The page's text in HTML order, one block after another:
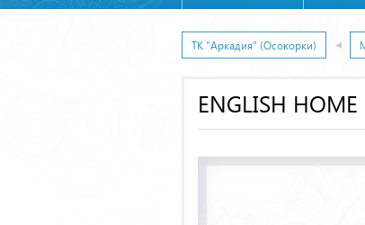
ТК "Аркадия" (Осокорки)
ENGLISH HOME